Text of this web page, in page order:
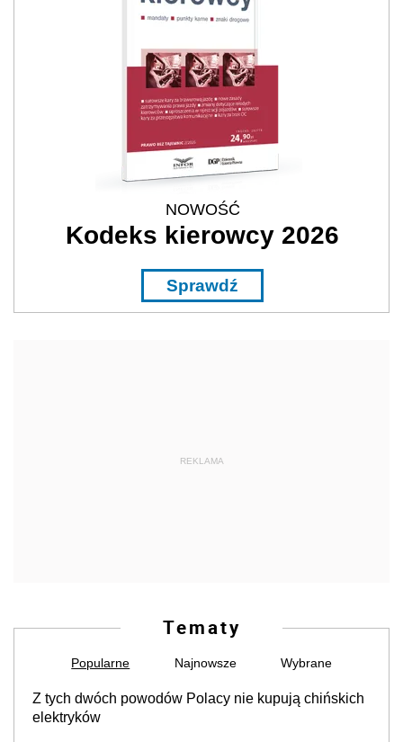
NOWOŚĆ
Kodeks kierowcy 2026
Sprawdź
REKLAMA
Tematy
Popularne Najnowsze Wybrane
Z tych dwóch powodów Polacy nie kupują chińskich
elektryków